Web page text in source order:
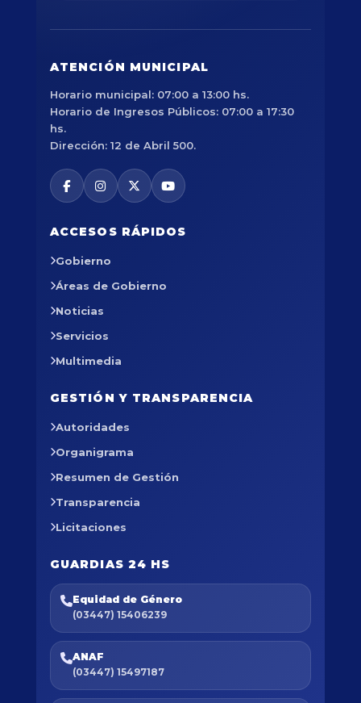
ATENCIÓN MUNICIPAL
Horario municipal: 07:00 a 13:00 hs.
Horario de Ingresos Públicos: 07:00 a 17:30
hs.
Dirección: 12 de Abril 500.
ACCESOS RÁPIDOS
Gobierno
Áreas de Gobierno
Noticias
Servicios
Multimedia
GESTIÓN Y TRANSPARENCIA
Autoridades
Organigrama
Resumen de Gestión
Transparencia
Licitaciones
GUARDIAS 24 HS
Equidad de Género
(03447) 15406239
ANAF
(03447) 15497187